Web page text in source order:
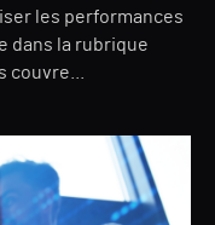
les performances
dans la rubrique
couvre...